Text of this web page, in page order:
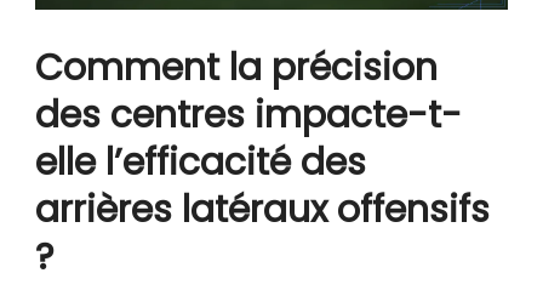
Comment la précision
des centres impacte-t-
elle l’efficacité des
arrières latéraux offensifs
?